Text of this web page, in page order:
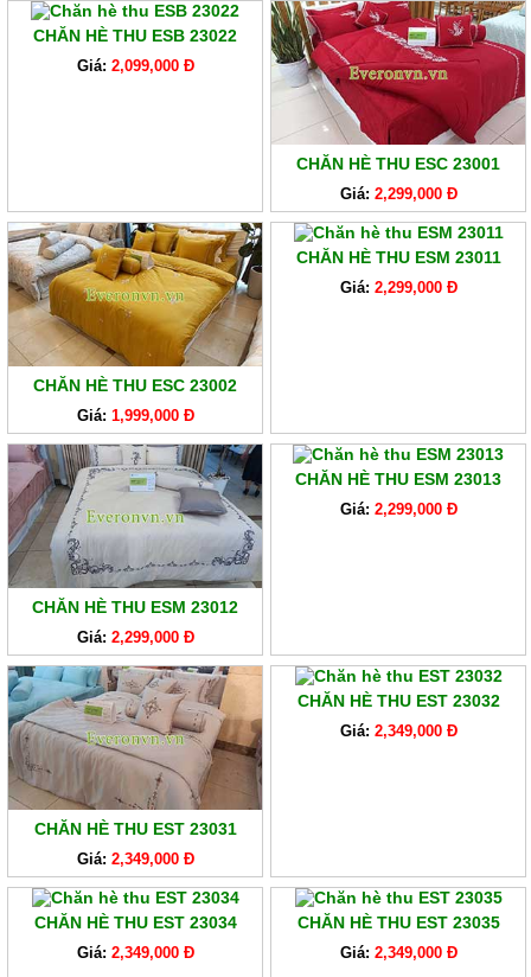
CHĂN HÈ THU ESB 23022
Giá: 2,099,000 Đ
CHĂN HÈ THU ESC 23001
Giá: 2,299,000 Đ
CHĂN HÈ THU ESC 23002
Giá: 1,999,000 Đ
CHĂN HÈ THU ESM 23011
Giá: 2,299,000 Đ
CHĂN HÈ THU ESM 23012
Giá: 2,299,000 Đ
CHĂN HÈ THU ESM 23013
Giá: 2,299,000 Đ
CHĂN HÈ THU EST 23031
Giá: 2,349,000 Đ
CHĂN HÈ THU EST 23032
Giá: 2,349,000 Đ
CHĂN HÈ THU EST 23034
Giá: 2,349,000 Đ
CHĂN HÈ THU EST 23035
Giá: 2,349,000 Đ